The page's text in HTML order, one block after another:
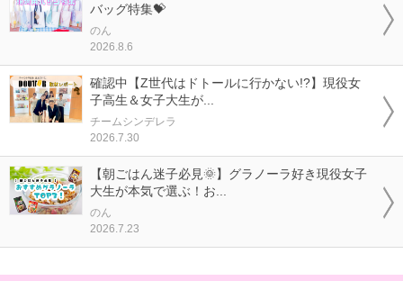
バッグ特集💝
のん
2026.8.6
確認中【Z世代はドトールに行かない!?】現役女
子高生＆女子大生が...
チームシンデレラ
2026.7.30
【朝ごはん迷子必見🌞】グラノーラ好き現役女子
大生が本気で選ぶ！お...
のん
2026.7.23